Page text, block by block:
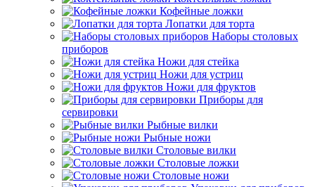
Кофейные ложки
Лопатки для торта
Наборы столовых
приборов
Ножи для стейка
Ножи для устриц
Ножи для фруктов
Приборы для
сервировки
Рыбные вилки
Рыбные ножи
Столовые вилки
Столовые ложки
Столовые ножи